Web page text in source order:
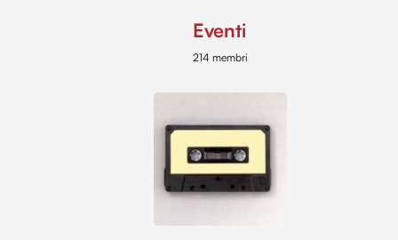
Eventi
214 membri